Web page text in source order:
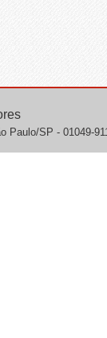
Paulo/SP - 01049-